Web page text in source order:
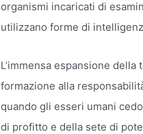
organismi incaricati di
utilizzano forme di
L’immensa espansione
formazione alla
quando gli esseri umani
di profitto e della sete di